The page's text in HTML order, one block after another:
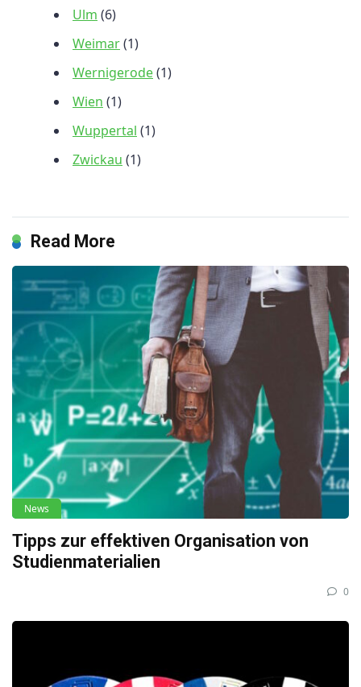
Ulm (6)
Weimar(1)
Wernigerode(1)
Wien (1)
Wuppertal (1)
Zwickau (1)
Read More
News
Tipps zur effektiven Organisation von
Studienmaterialien
0